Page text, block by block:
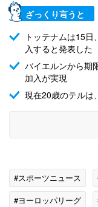
ざっくり言うと
トッテナムは15
入すると発表した
バイエルンから期
加入が実現
現在20歳のテルは
#スポーツニュース
#ヨーロッパリーグ